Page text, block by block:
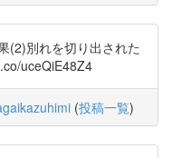
(2)別れを切り出された
uceQiE48Z4
(投稿一覧)